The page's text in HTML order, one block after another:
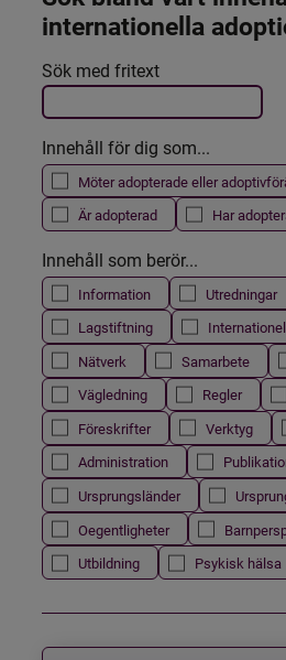
internationella
Filtrera resultatet
Det här formuläret postas
Sök med fritext
Innehåll för dig som...
Möter adopterade eller
Är adopterad
Har
Innehåll som berör...
Information Utredningar
Lagstiftning
Nätverk
Samarbete
Vägledning
Regler
Föreskrifter
Verktyg
Administration
Ursprungsländer
Oegentligheter
Utbildning
Psykisk hälsa